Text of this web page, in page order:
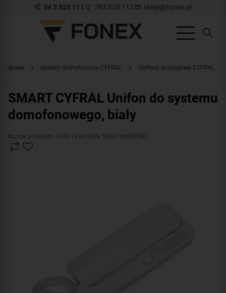
34 3 525 111 783 825 111 sklep@fonex.pl
System domofonowy CYFRAL Unifony analogowe CYFRAL
SMART CYFRAL Unifon do systemu
domofonowego, biały
Numer produktu: 3352 | Kod EAN: 5902768850581